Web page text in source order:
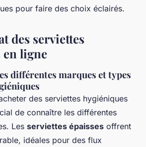
pour faire des choix éclairés.
des serviettes
ligne
différentes marques et types
des serviettes hygiéniques
de connaître les différentes
Les serviettes épaisses offrent
idéales pour des flux